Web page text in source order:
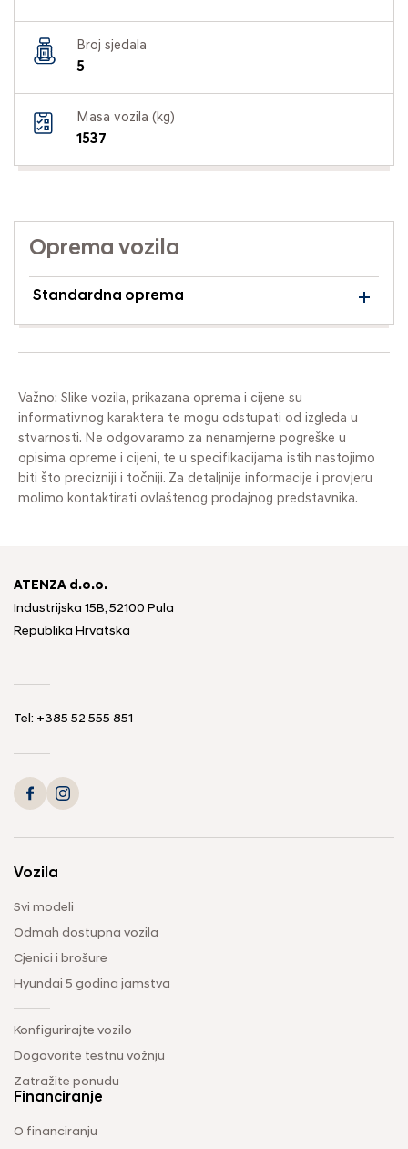
Broj sjedala
5
Masa vozila (kg)
1537
Oprema vozila
Standardna oprema
Važno: Slike vozila, prikazana oprema i cijene su
informativnog karaktera te mogu odstupati od izgleda u
stvarnosti. Ne odgovaramo za nenamjerne pogreške u
opisima opreme i cijeni, te u specifikacijama istih nastojimo
biti što precizniji i točniji. Za detaljnije informacije i provjeru
molimo kontaktirati ovlaštenog prodajnog predstavnika.
ATENZA d.o.o.
Industrijska 15B, 52100 Pula
Republika Hrvatska
Tel: +385 52 555 851
Vozila
Svi modeli
Odmah dostupna vozila
Cjenici i brošure
Hyundai 5 godina jamstva
Konfigurirajte vozilo
Dogovorite testnu vožnju
Zatražite ponudu
Financiranje
O financiranju